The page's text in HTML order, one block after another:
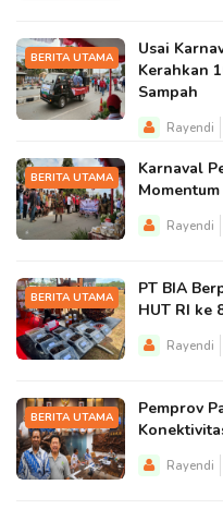
BERITA UTAMA
Usai
Kerahkan
Sampah
Rayendi
BERITA UTAMA
Karnaval
Rayendi
BERITA UTAMA
PT BIA
HUT RI ke
Rayendi
BERITA UTAMA
Pemprov
Rayendi